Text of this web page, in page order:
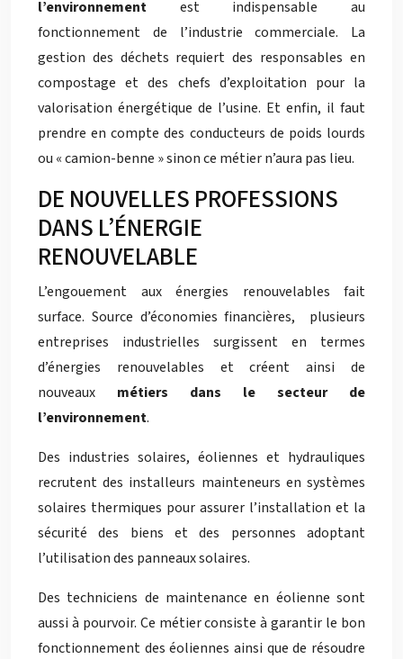
l’environnement est indispensable au
fonctionnement de l’industrie commerciale. La
gestion des déchets requiert des responsables en
compostage et des chefs d’exploitation pour la
valorisation énergétique de l’usine. Et enfin, il faut
prendre en compte des conducteurs de poids lourds
ou « camion-benne » sinon ce métier n’aura pas lieu.
DE NOUVELLES PROFESSIONS
DANS L’ÉNERGIE
RENOUVELABLE
L’engouement aux énergies renouvelables fait
surface. Source d’économies financières, plusieurs
entreprises industrielles surgissent en termes
d’énergies renouvelables et créent ainsi de
nouveaux métiers dans le secteur de
l’environnement.
Des industries solaires, éoliennes et hydrauliques
recrutent des installeurs mainteneurs en systèmes
solaires thermiques pour assurer l’installation et la
sécurité des biens et des personnes adoptant
l’utilisation des panneaux solaires.
Des techniciens de maintenance en éolienne sont
aussi à pourvoir. Ce métier consiste à garantir le bon
fonctionnement des éoliennes ainsi que de résoudre